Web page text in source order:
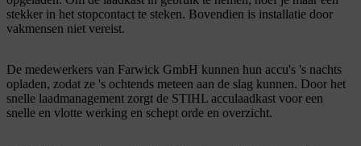
stekker in het stopcontact te steken. Bovendien is installatie door
vakmensen niet vereist.
De medewerkers van Farwick GmbH kunnen hun accu's 's nachts
opladen, zodat ze 's ochtends meteen aan de slag kunnen. Door het
snelle laadmanagement zorgt de STIHL acculaadkast voor een
snelle en vlotte werking en schept orde en overzicht.